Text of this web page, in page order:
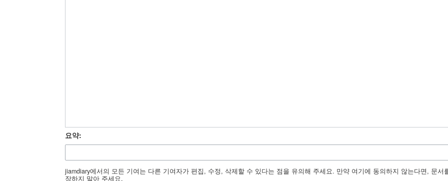
요약:
jiamdiary에서의 모든 기여는 다른 기여자가 편집, 수정, 삭제할 수 있다는 점을 유의해 주세요. 만약 여기에 동의하지 않는다면, 문서
장하지 말아 주세요.